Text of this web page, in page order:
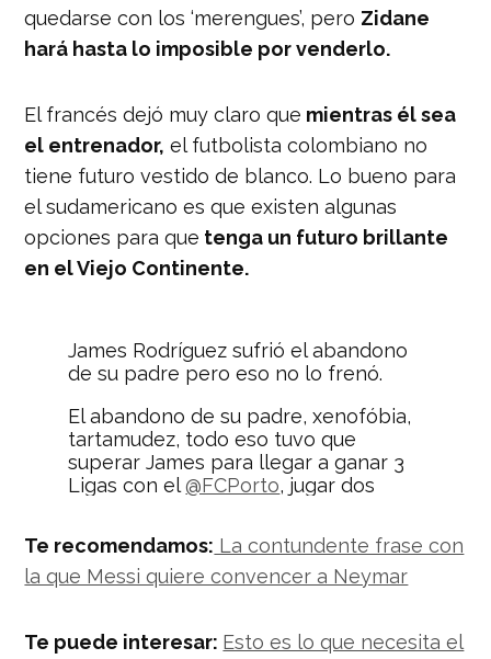
quedarse con los ‘merengues’, pero Zidane
hará hasta lo imposible por venderlo.
El francés dejó muy claro que mientras él sea
el entrenador, el futbolista colombiano no
tiene futuro vestido de blanco. Lo bueno para
el sudamericano es que existen algunas
opciones para que tenga un futuro brillante
en el Viejo Continente.
James Rodríguez sufrió el abandono
de su padre pero eso no lo frenó.
El abandono de su padre, xenofóbia,
tartamudez, todo eso tuvo que
superar James para llegar a ganar 3
Ligas con el@FCPorto, jugar dos
pic.twitter.com/iuoDmx73d7
Te recomendamos: La contundente frase con
la que Messi quiere convencer a Neymar
Te puede interesar: Esto es lo que necesita el